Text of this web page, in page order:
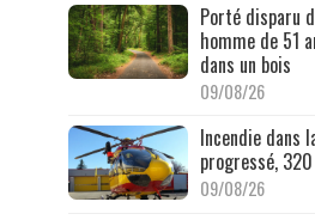
Porté disparu
homme de 51
dans un bois
09/08/26
Incendie dans
progressé,
09/08/26